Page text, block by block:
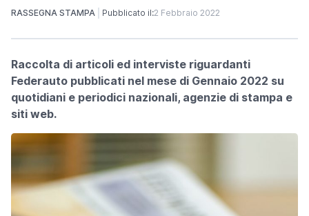
RASSEGNA STAMPA Pubblicato il:2 Febbraio 2022
Raccolta di articoli ed interviste riguardanti
Federauto pubblicati nel mese di Gennaio 2022 su
quotidiani e periodici nazionali, agenzie di stampa e
siti web.